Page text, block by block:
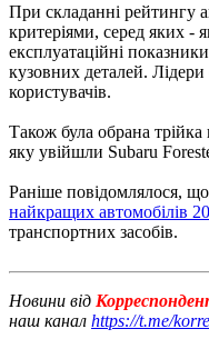
При складанні рейтингу
критеріями, серед яких -
експлуатаційні
кузовних деталей.
користувачів.
Також була обрана трійка
яку увійшли Subaru
Раніше повідомлялося,
найкращих автомобілів
транспортних засобів.
Новини від
наш канал https://t.me/